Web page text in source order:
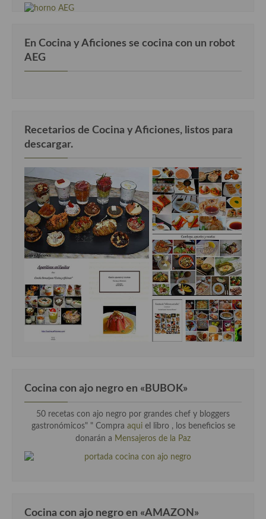
En Cocina y Aficiones se cocina con un robot
AEG
Recetarios de Cocina y Aficiones, listos para
descargar.
Cocina con ajo negro en «BUBOK»
50 recetas con ajo negro por grandes chef y bloggers
gastronómicos" " Compra aqui el libro , los beneficios se
donarán a Mensajeros de la Paz
Cocina con ajo negro en «AMAZON»